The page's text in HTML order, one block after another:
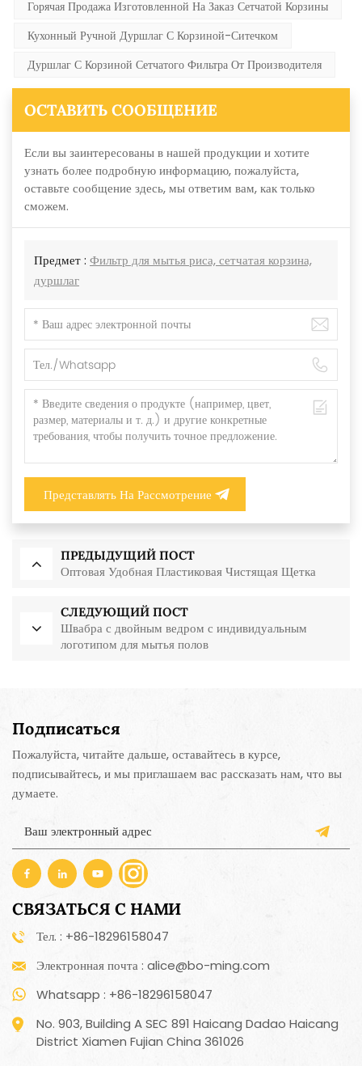
Горячая Продажа Изготовленной На Заказ Сетчатой Корзины
Кухонный Ручной Дуршлаг С Корзиной-Ситечком
Дуршлаг С Корзиной Сетчатого Фильтра От Производителя
ОСТАВИТЬ СООБЩЕНИЕ
Если вы заинтересованы в нашей продукции и хотите
узнать более подробную информацию, пожалуйста,
оставьте сообщение здесь, мы ответим вам, как только
сможем.
Предмет : Фильтр для мытья риса, сетчатая корзина,
дуршлаг
Представлять На Рассмотрение
ПРЕДЫДУЩИЙ ПОСТ
Оптовая Удобная Пластиковая Чистящая Щетка
СЛЕДУЮЩИЙ ПОСТ
Швабра с двойным ведром с индивидуальным
логотипом для мытья полов
Подписаться
Пожалуйста, читайте дальше, оставайтесь в курсе,
подписывайтесь, и мы приглашаем вас рассказать нам, что вы
думаете.
СВЯЗАТЬСЯ С НАМИ
Тел. : +86-18296158047
Электронная почта : alice@bo-ming.com
Whatsapp : +86-18296158047
No. 903, Building A SEC 891 Haicang Dadao Haicang
District Xiamen Fujian China 361026